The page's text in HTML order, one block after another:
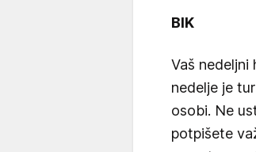
BIK
Vaš
nedelje je
osobi. Ne
potpišete